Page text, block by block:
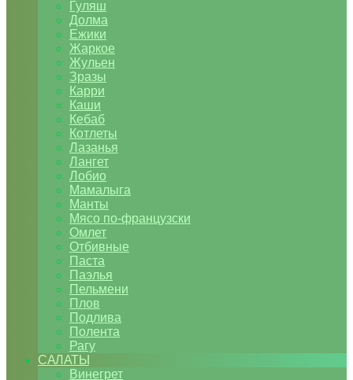
Гуляш
Долма
Ежики
Жаркое
Жульен
Зразы
Карри
Каши
Кебаб
Котлеты
Лазанья
Лангет
Лобио
Мамалыга
Манты
Мясо по-французски
Омлет
Отбивные
Паста
Паэлья
Пельмени
Плов
Подлива
Полента
Рагу
САЛАТЫ
Винегрет